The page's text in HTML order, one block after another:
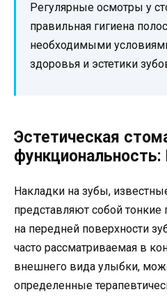
Регулярные осмотры у
правильная гигиена
необходимыми
здоровья и эстетики
Эстетическая
Накладки на зубы,
представляют собой
на передней поверхности
часто рассматриваемая в
внешнего вида улыбки,
определенные